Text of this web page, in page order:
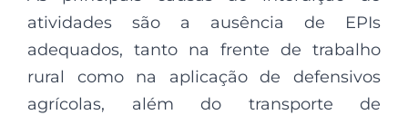
atividades são a ausência de EPIs
adequados, tanto na frente de trabalho
rural como na aplicação de defensivos
agrícolas, além do transporte de